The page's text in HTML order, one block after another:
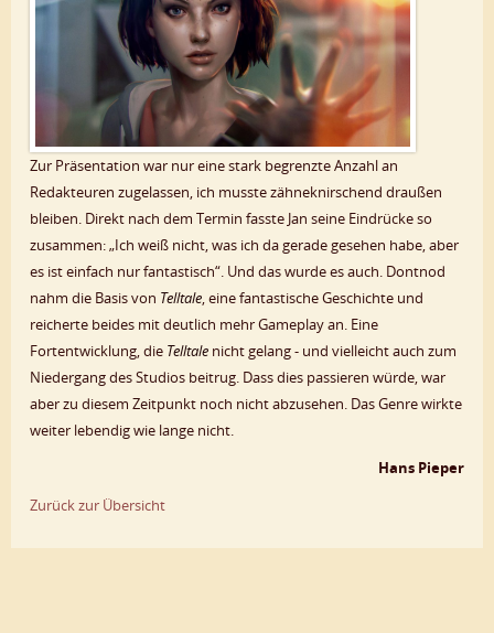
Zur Präsentation war nur eine stark begrenzte Anzahl an
Redakteuren zugelassen, ich musste zähneknirschend draußen
bleiben. Direkt nach dem Termin fasste Jan seine Eindrücke so
zusammen: „Ich weiß nicht, was ich da gerade gesehen habe, aber
es ist einfach nur fantastisch“. Und das wurde es auch. Dontnod
nahm die Basis von Telltale, eine fantastische Geschichte und
reicherte beides mit deutlich mehr Gameplay an. Eine
Fortentwicklung, die Telltale nicht gelang - und vielleicht auch zum
Niedergang des Studios beitrug. Dass dies passieren würde, war
aber zu diesem Zeitpunkt noch nicht abzusehen. Das Genre wirkte
weiter lebendig wie lange nicht.
Hans Pieper
Zurück zur Übersicht